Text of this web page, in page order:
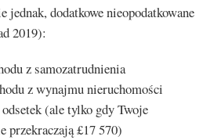
dodatkowe nieopodatkowane
2019):
z samozatrudnienia
z wynajmu nieruchomości
(ale tylko gdy Twoje
przekraczają £17 570)